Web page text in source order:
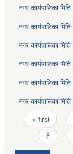
नगर कार्यपालिका
नगर कार्यपालिका
नगर कार्यपालिका
नगर कार्यपालिका
नगर कार्यपालिका
नगर कार्यपालिका
Pages
« first
8